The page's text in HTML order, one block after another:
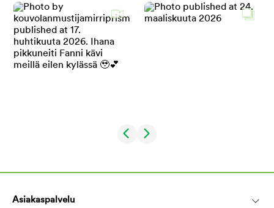
Asiakaspalvelu